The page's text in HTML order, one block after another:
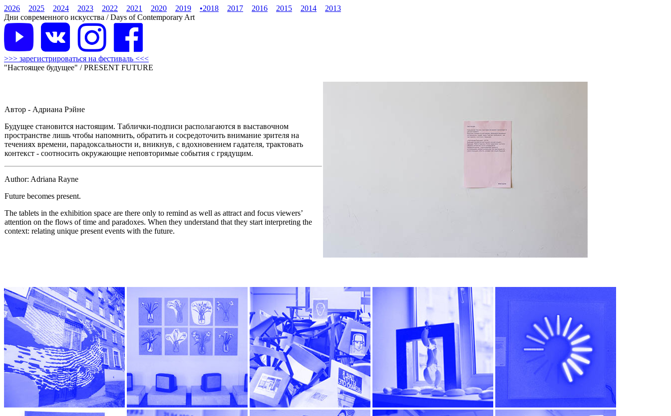
2026 2025 2024 2023 2022 2021 2020 2019 •2018 2017 2016 2015 2014
2013
Дни современного искусства / Days of Contemporary Art
>>> зарегистрироваться на фестиваль <<<
"Настоящее будущее" / PRESENT FUTURE
Автор - Адриана Рэйне
Будущее становится настоящим. Таблички-подписи располагаются в выставочном
пространстве лишь чтобы напомнить, обратить и сосредоточить внимание зрителя на
течениях времени, парадоксальности и, вникнув, с вдохновением гадателя, трактовать
контекст - соотносить окружающие неповторимые события с грядущим.
Author: Adriana Rayne
Future becomes present.
The tablets in the exhibition space are there only to remind as well as attract and focus viewers’
attention on the flows of time and paradoxes. When they understand that they start interpreting the
context: relating unique present events with the future.